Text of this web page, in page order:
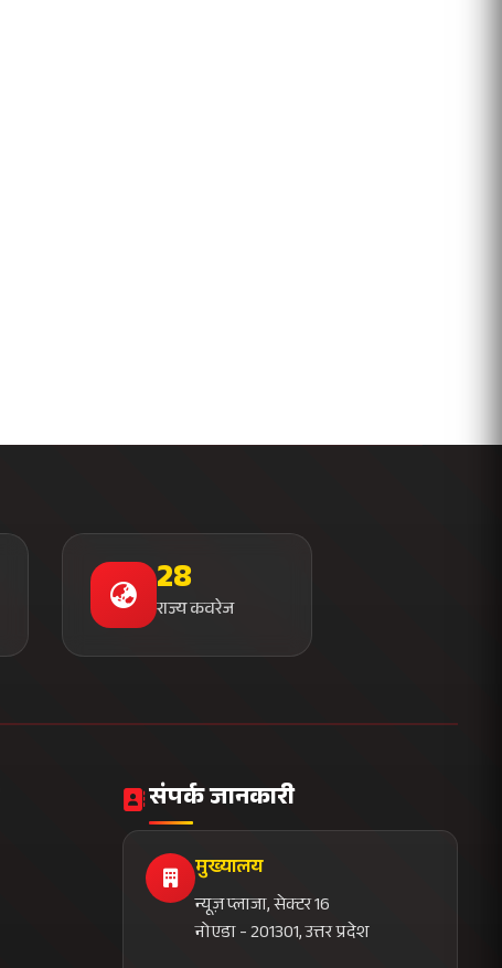
28
राज्य कवरेज
संपर्क जानकारी
मुख्यालय
न्यूज़ प्लाजा, सेक्टर 16
नोएडा - 201301, उत्तर प्रदेश